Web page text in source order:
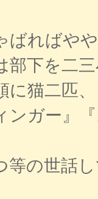
ばればや
部下を二
に猫二匹
ンガー』
等の世話